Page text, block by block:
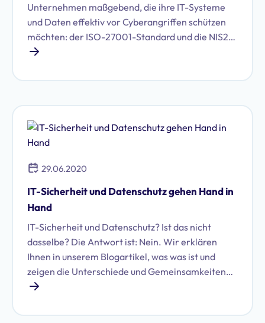
Unternehmen maßgebend, die ihre IT-Systeme
und Daten effektiv vor Cyberangriffen schützen
möchten: der ISO-27001-Standard und die NIS2-
Richtlinie. Organisationen, die ihre
umfassend hochfahren wollen, sollten die
29.06.2020
IT-Sicherheit und Datenschutz gehen Hand in
Hand
IT-Sicherheit und Datenschutz? Ist das nicht
dasselbe? Die Antwort ist: Nein. Wir erklären
Ihnen in unserem Blogartikel, was was ist und
zeigen die Unterschiede und Gemeinsamkeiten
auf. Außerdem erfahren Sie, welche Rolle IT-
spielen.